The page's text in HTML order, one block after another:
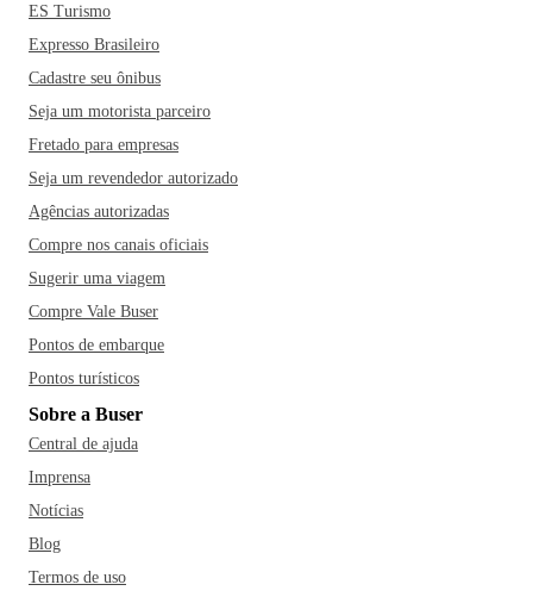
ES Turismo
Expresso Brasileiro
Cadastre seu ônibus
Seja um motorista parceiro
Fretado para empresas
Seja um revendedor autorizado
Agências autorizadas
Compre nos canais oficiais
Sugerir uma viagem
Compre Vale Buser
Pontos de embarque
Pontos turísticos
Sobre a Buser
Central de ajuda
Imprensa
Notícias
Blog
Termos de uso